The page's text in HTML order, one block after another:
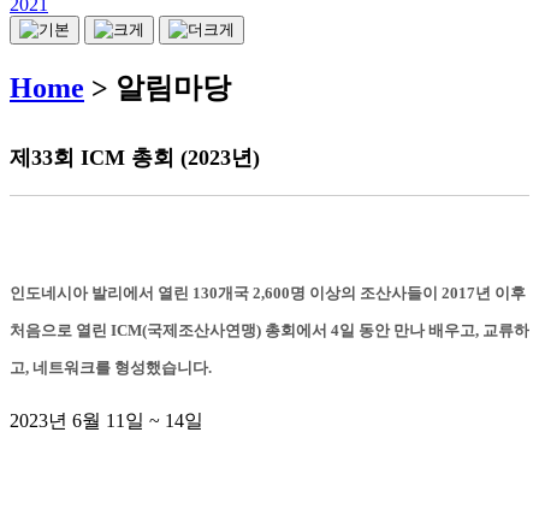
Home > 알림마당
제33회 ICM 총회 (2023년)
인도네시아 발리에서 열린 130개국 2,600명 이상의 조산사들이 2017년 이후
처음으로 열린 ICM(국제조산사연맹) 총회에서 4일 동안 만나 배우고, 교류하
고, 네트워크를 형성했습니다.
2023년 6월 11일 ~ 14일